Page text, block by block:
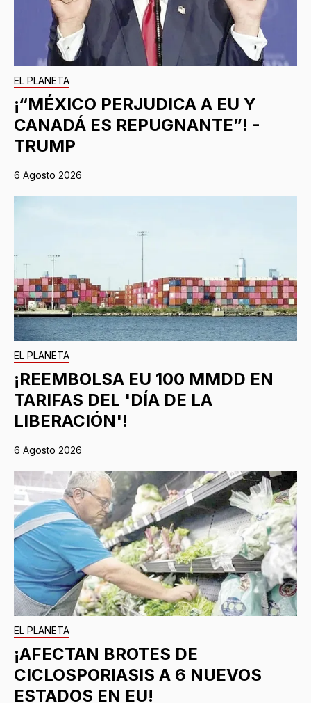
EL PLANETA
¡“MÉXICO PERJUDICA A EU Y
CANADÁ ES REPUGNANTE”! -
TRUMP
6 Agosto 2026
EL PLANETA
¡REEMBOLSA EU 100 MMDD EN
TARIFAS DEL 'DÍA DE LA
LIBERACIÓN'!
6 Agosto 2026
EL PLANETA
¡AFECTAN BROTES DE
CICLOSPORIASIS A 6 NUEVOS
ESTADOS EN EU!